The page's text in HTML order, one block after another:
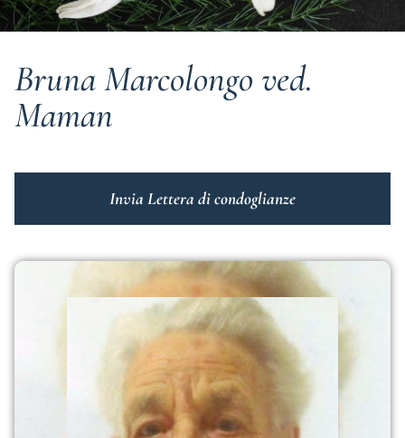
Bruna Marcolongo ved.
Maman
Invia Lettera di condoglianze